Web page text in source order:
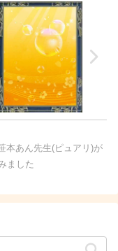
本あん先生(ピュアリ)が
ました